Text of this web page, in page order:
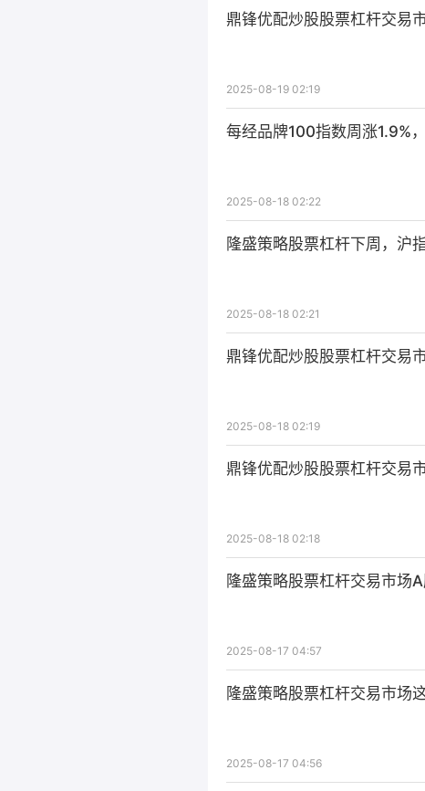
鼎锋优配炒股股票杠杆交易
2025-08-19 02:19
每经品牌100指数周涨1.9%
2025-08-18 02:22
隆盛策略股票杠杆下周，沪
2025-08-18 02:21
鼎锋优配炒股股票杠杆交易
2025-08-18 02:19
鼎锋优配炒股股票杠杆交易
2025-08-18 02:18
隆盛策略股票杠杆交易市场
2025-08-17 04:57
隆盛策略股票杠杆交易市场
2025-08-17 04:56